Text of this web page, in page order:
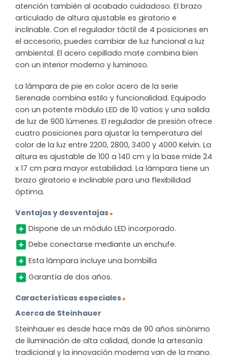
atención también al acabado cuidadoso. El brazo
articulado de altura ajustable es giratorio e
inclinable. Con el regulador táctil de 4 posiciones en
el accesorio, puedes cambiar de luz funcional a luz
ambiental. El acero cepillado mate combina bien
con un interior moderno y luminoso.
La lámpara de pie en color acero de la serie
Serenade combina estilo y funcionalidad. Equipado
con un potente módulo LED de 10 vatios y una salida
de luz de 900 lúmenes. El regulador de presión ofrece
cuatro posiciones para ajustar la temperatura del
color de la luz entre 2200, 2800, 3400 y 4000 Kelvin. La
altura es ajustable de 100 a 140 cm y la base mide 24
x 17 cm para mayor estabilidad. La lámpara tiene un
brazo giratorio e inclinable para una flexibilidad
óptima.
Ventajas y desventajas
Dispone de un módulo LED incorporado.
Debe conectarse mediante un enchufe.
Esta lámpara incluye una bombilla
Garantía de dos años.
Características especiales
Acerca de Steinhauer
Steinhauer es desde hace más de 90 años sinónimo
de iluminación de alta calidad, donde la artesanía
tradicional y la innovación moderna van de la mano.